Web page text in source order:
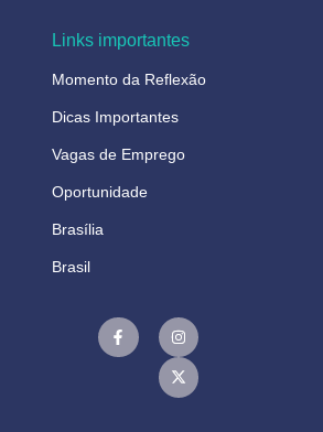
Links importantes
Momento da Reflexão
Dicas Importantes
Vagas de Emprego
Oportunidade
Brasília
Brasil